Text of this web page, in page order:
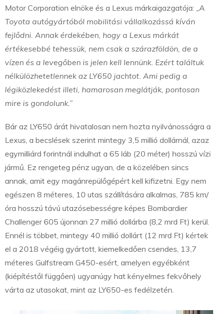
Motor Corporation elnöke és a Lexus márkaigazgatója: „A
Toyota autógyártóból mobilitási vállalkozássá kíván
fejlődni. Annak érdekében, hogy a Lexus márkát
értékesebbé tehessük, nem csak a szárazföldön, de a
vízen és a levegőben is jelen kell lennünk. Ezért találtuk
nélkülözhetetlennek az LY650 jachtot. Ami pedig a
légiközlekedést illeti, hamarosan meglátják, pontosan
mire is gondolunk.”
Bár az LY650 árát hivatalosan nem hozta nyilvánosságra a
Lexus, a becslések szerint mintegy 3,5 millió dollárnál, azaz
egymilliárd forintnál indulhat a 65 láb (20 méter) hosszú vízi
jármű. Ez rengeteg pénz ugyan, de a közelében sincs
annak, amit egy magánrepülőgépért kell kifizetni. Egy nem
egészen 8 méteres, 10 utas szállítására alkalmas, 785 km/
óra hosszú távú utazósebességre képes Bombardier
Challenger 605 újonnan 27 millió dollárba (8,2 mrd Ft) kerül.
Ennél is többet, mintegy 40 millió dollárt (12 mrd Ft) kértek
el a 2018 végéig gyártott, kiemelkedően csendes, 13,7
méteres Gulfstream G450-esért, amelyen egyébként
(kiépítéstől függően) ugyanúgy hat kényelmes fekvőhely
várta az utasokat, mint az LY650-es fedélzetén.